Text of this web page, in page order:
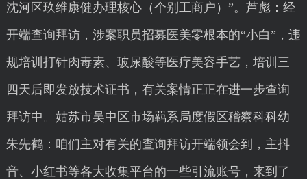
沈河区玖维康健办理核心（个别工商户）”。芦彪：经
开端查询拜访，涉案职员招募医美零根本的“小白”，违
规培训打针肉毒素、玻尿酸等医疗美容手艺，培训三
四天后即发放技术证书，有关案情正正在进一步查询
拜访中。姑苏市吴中区市场羁系局度假区稽察科科幼
朱先鹤：咱们主对有关的查询拜访开端领会到，主抖
音、小红书等各大收集平台的一些引流账号，来到了